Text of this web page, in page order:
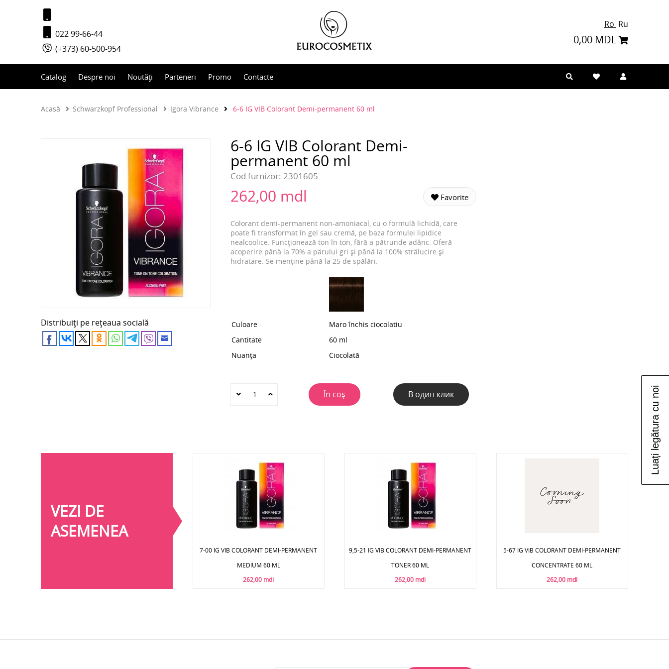
022 99-66-44
(+373) 60-500-954
Ro Ru
0,00 MDL
Catalog Despre noi Noutăți Parteneri Promo Contacte
Luați legătura cu noi
Acasă Schwarzkopf Professional Igora Vibrance 6-6 IG VIB Colorant Demi-permanent 60 ml
Distribuiți pe rețeaua socială
6-6 IG VIB Colorant Demi-
permanent 60 ml
Cod furnizor: 2301605
262,00 mdl Favorite
Colorant demi-permanent non-amoniacal, cu o formulă lichidă, care
poate fi transformat în gel sau cremă, pe baza formulei lipidice
nealcoolice. Funcționează ton în ton, fără a pătrunde adânc. Oferă
acoperire până la 70% a părului gri și până la 100% strălucire și
hidratare. Se menține până la 25 de spălări.
Culoare
Maro închis ciocolatiu
Cantitate
60 ml
Nuanța
Ciocolată
În coș В один клик
VEZI DE
ASEMENEA
7-00 IG VIB COLORANT DEMI-PERMANENT
MEDIUM 60 ML
262,00 mdl
9,5-21 IG VIB COLORANT DEMI-PERMANENT
TONER 60 ML
262,00 mdl
5-67 IG VIB COLORANT DEMI-PERMANENT
CONCENTRATE 60 ML
262,00 mdl